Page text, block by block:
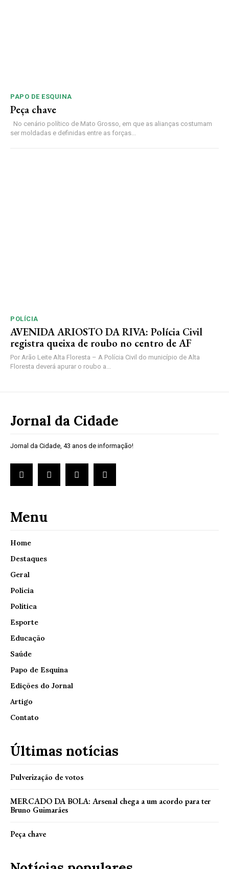
PAPO DE ESQUINA
Peça chave
No cenário político de Mato Grosso, em que as alianças costumam
ser moldadas e definidas entre as forças...
POLÍCIA
AVENIDA ARIOSTO DA RIVA: Polícia Civil
registra queixa de roubo no centro de AF
Por Arão Leite Alta Floresta – A Polícia Civil do município de Alta
Floresta deverá apurar o roubo a...
Jornal da Cidade
Jornal da Cidade, 43 anos de informação!
Menu
Home
Destaques
Geral
Polícia
Política
Esporte
Educação
Saúde
Papo de Esquina
Edições do Jornal
Artigo
Contato
Últimas notícias
Pulverização de votos
MERCADO DA BOLA: Arsenal chega a um acordo para ter
Bruno Guimarães
Peça chave